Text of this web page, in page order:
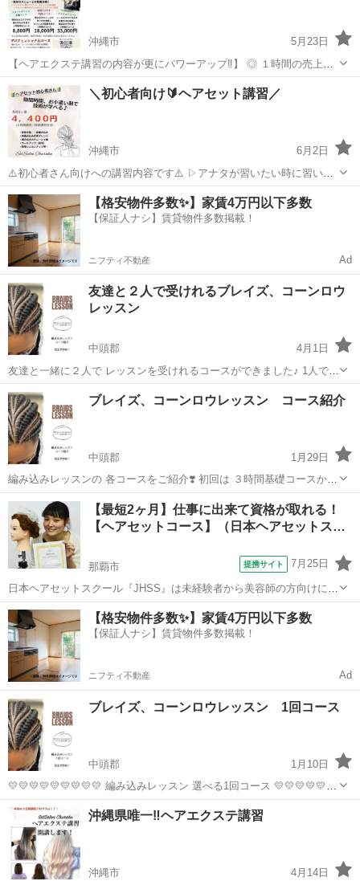
˘*).｡.:*♡ 現役スタイリスト...
沖縄市
5月23日
【ヘアエクステ講習の内容が更にパワーアップ‼️】 ◎ １時間の売上１
万円も可能💴 └> 6時間労働６万円売上✖️20日出勤🟰月商120万⁉︎ ◎ 自宅
の一室からスタートできる‼︎ └> 椅子、姿見、ワゴン、アイロン等あ
れ...
沖縄 沖縄市 ヘアメイク エクステ
＼初心者向け🔰ヘアセット講習／
沖縄市
6月2日
⚠️初心者さん向けへの講習内容です⚠️ ▷アナタが習いたい時に習いた
い分だけ習える◁  ︎︎￣￣￣￣￣￣￣￣￣￣￣￣￣￣￣￣￣￣￣￣ ＼都
度払い制 #ヘアセット講習 スタートします／ 🔥アナタのやる気度合い
が分か...
沖縄 沖縄市 ヘアメイク 講座
【格安物件多数✨】家賃4万円以下多数
【保証人ナシ】賃貸物件多数掲載！
ニフティ不動産 Ad
友達と２人で受けれるブレイズ、コーンロウ
レッスン
中頭郡
4月1日
友達と一緒に２人で レッスンを受けれるコースができました♪ 1人で受
けるより¥5500お得です♪ 15年以上、 沖縄やオーストラリア 米軍基地
で編み込みしてました！ たくさんの人種の 髪の毛を編んで 長い年月
をかけて得...
沖縄 ヘアメイク レッスン
ブレイズ、コーンロウレッスン コース紹介
中頭郡
1月29日
編み込みレッスンの 各コースをご紹介❣️ 初回は ３時間基礎コースか
お試し２時間コースの どちらかが選べます❣️ ２回目以降は 全12種類の
レッスンから お好きなレッスンを選んで 受けることが可能❣️ 全部しっ
かり習...
沖縄 中頭郡 ヘアメイク レッスン
【最短2ヶ月】仕事に出来て資格が取れる！
【ヘアセットコース】（日本ヘアセットス…
那覇市 提携サイト 7月25日
日本ヘアセットスクール『JHSS』は未経験者から美容師の方向けにヘ
アセットの専門知識・技術を指導するスクールです！長期～短期ま
で、自分にぴったりのコースを選択出来ますよ～♪ 何のスキルを身に
付ければいいのかわからない・・・...
沖縄 那覇市 ヘアメイク
【格安物件多数✨】家賃4万円以下多数
【保証人ナシ】賃貸物件多数掲載！
ニフティ不動産 Ad
ブレイズ、コーンロウレッスン 1回コース
中頭郡
1月10日
💛💛💛💛💛💛💛💛💛 編み込みレッスン 選べる1回コース 💛💛💛💛💛💛
💛💛💛 ブレイズレッスン 好評につき 今後も継続することになりまし
を 事前にお...
沖縄 中頭郡 ヘアメイク レッスン
沖縄県唯一‼️ヘアエクステ講習
沖縄市
4月14日